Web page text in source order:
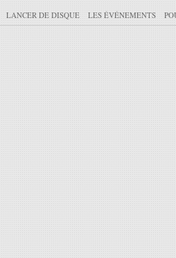
LANCER DE DISQUE LES ÉVÉNEMENTS